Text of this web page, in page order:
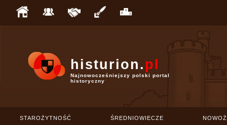
histurion.pl
Najnowocześniejszy polski portal
historyczny
STAROŻYTNOŚĆ ŚREDNIOWIECZE